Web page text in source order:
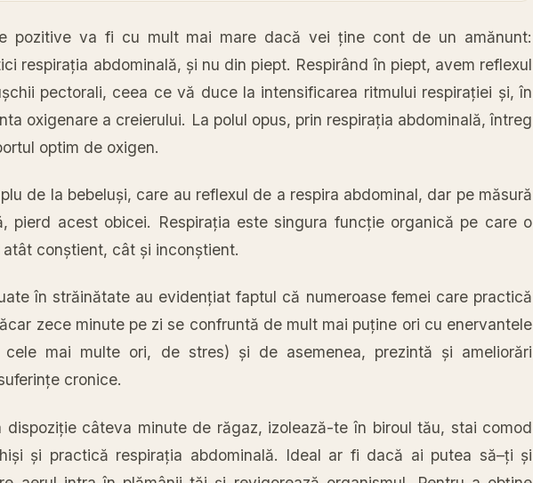
pozitiveva fi cu mult mai mare dacă vei ține contde un amănunt:
respirația abdominală, și nu din piept. Respirând în piept, avem reflexul
pectorali, ceea cevă duce la intensificarea ritmului respirației și,în
oxigenare a creierului. La polul opus, prin respirația abdominală,întreg
optim de oxigen.
de la bebeluși, care au reflexul de a respira abdominal, dar pe măsură
, pierd acest obicei. Respirația este singura funcție organică pe care o
atât conștient, cât și inconștient.
în străinătateau evidențiat faptul că numeroase femei care practică
zece minute pe zi se confruntă de mult mai puține ori cu enervantele
cele mai multe ori, de stres) și de asemenea, prezintă și ameliorări
cronice.
dispoziție câteva minute de răgaz, izolează-teîn biroultău, stai comod
și practică respirația abdominală. Ideal ar fi dacă ai putea să–ți și